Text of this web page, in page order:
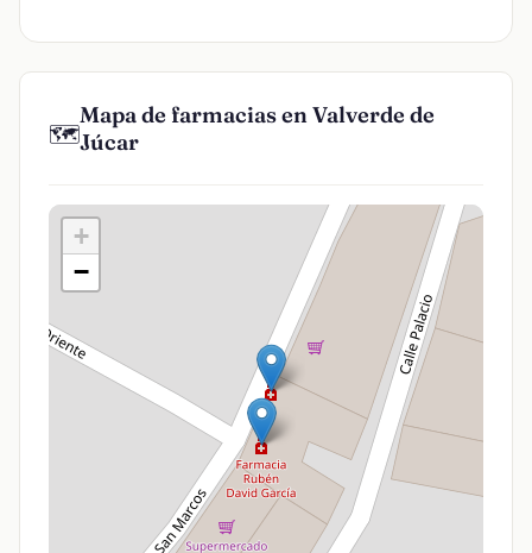
🗺️
Mapa de farmacias en Valverde de
Júcar
+
−